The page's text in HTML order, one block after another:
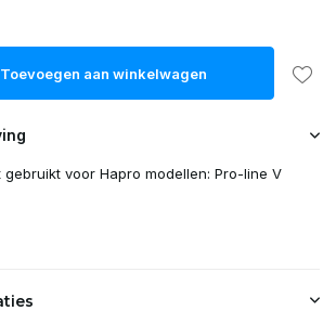
Toevoegen aan winkelwagen
voor Hapro modellen: Pro-line V